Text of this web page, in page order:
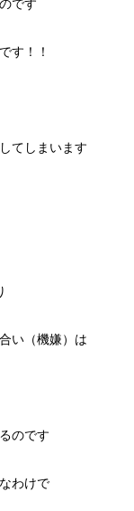
です
す！！
てしまいます
い（機嫌）は
のです
わけで